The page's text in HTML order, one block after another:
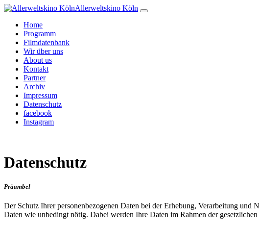
Allerweltskino Köln
Home
Programm
Filmdatenbank
Wir über uns
About us
Kontakt
Partner
Archiv
Impressum
Datenschutz
facebook
Instagram
Datenschutz
Präambel
Der Schutz Ihrer personenbezogenen Daten bei der Erhebung, Verarbeitung
Daten wie unbedingt nötig. Dabei werden Ihre Daten im Rahmen der